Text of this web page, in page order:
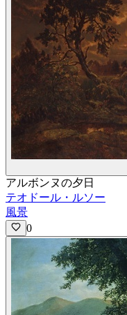
アルボンヌの夕日
テオドール・ルソー
風景
0